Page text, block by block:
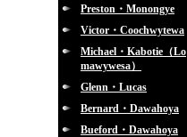
Preston・Monongye
Victor・Coochwytewa
Michael・Kabotie（Lo
mawywesa）
Glenn・Lucas
Bernard・Dawahoya
Bueford・Dawahoya